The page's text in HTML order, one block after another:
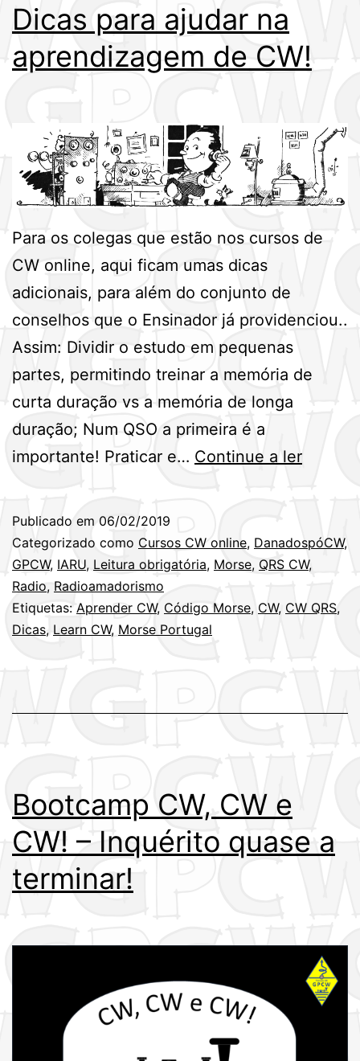
Dicas para ajudar na
aprendizagem de CW!
Para os colegas que estão nos cursos de
CW online, aqui ficam umas dicas
adicionais, para além do conjunto de
conselhos que o Ensinador já providenciou..
Assim: Dividir o estudo em pequenas
partes, permitindo treinar a memória de
curta duração vs a memória de longa
duração; Num QSO a primeira é a
importante! Praticar e… Continue a lerDicas
na
CW!
Publicado em 06/02/2019
Categorizado como Cursos CW online, DanadospóCW,
GPCW, IARU, Leitura obrigatória, Morse, QRS CW,
Radio, Radioamadorismo
Etiquetas: Aprender CW, Código Morse, CW, CW QRS,
Dicas, Learn CW, Morse Portugal
Bootcamp CW, CW e
CW! – Inquérito quase a
terminar!